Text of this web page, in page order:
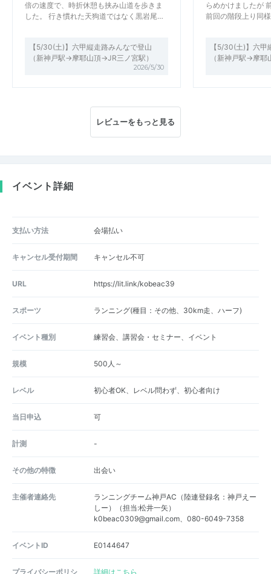
倍の速度で、時折休憩も挟み山道を歩きま
した。 行き慣れた天狗道ではなく黒岩尾…
【5/30(土)】六甲縦走路みんなで登山
（新神戸駅→摩耶山頂→JR三ノ宮駅）
2026/5/30
らめかけましたが
前回の階段上り同
【5/30(土)】六
（新神戸駅→摩
レビューをもっと見る
イベント詳細
支払い方法 会場払い
キャンセル受付期間 キャンセル不可
URL https://lit.link/kobeac39
スポーツ ランニング(種目：その他、30km走、ハーフ)
イベント種別 練習会、講習会・セミナー、イベント
規模 500人～
レベル 初心者OK、レベル問わず、初心者向け
当日申込 可
計測 -
その他の特徴 出会い
主催者連絡先
ランニングチーム神戸AC（陸連登録名：神戸えー
しー）（担当:松井一矢）
k0beac0309@gmail.com、080-6049-7358
イベントID E0144647
プライバシーポリシ 詳細はこちら